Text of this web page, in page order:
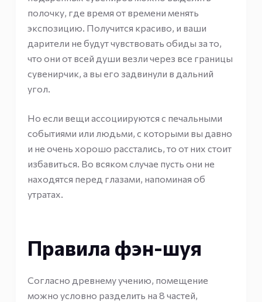
полочку, где время от времени менять
экспозицию. Получится красиво, и ваши
дарители не будут чувствовать обиды за то,
что они от всей души везли через все границы
сувенирчик, а вы его задвинули в дальний
угол.
Но если вещи ассоциируются с печальными
событиями или людьми, с которыми вы давно
и не очень хорошо расстались, то от них стоит
избавиться. Во всяком случае пусть они не
находятся перед глазами, напоминая об
утратах.
Правила фэн-шуя
Согласно древнему учению, помещение
можно условно разделить на 8 частей,